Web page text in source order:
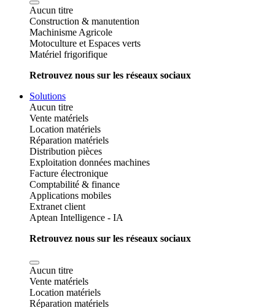
Aucun titre
Construction & manutention
Machinisme Agricole
Motoculture et Espaces verts
Matériel frigorifique
Retrouvez nous sur les réseaux sociaux
Solutions
Aucun titre
Vente matériels
Location matériels
Réparation matériels
Distribution pièces
Exploitation données machines
Facture électronique
Comptabilité & finance
Applications mobiles
Extranet client
Aptean Intelligence - IA
Retrouvez nous sur les réseaux sociaux
Aucun titre
Vente matériels
Location matériels
Réparation matériels